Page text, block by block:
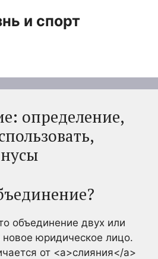
и спорт
определение,
объединение двух или
юридическое лицо.
от <a>слияния</a>